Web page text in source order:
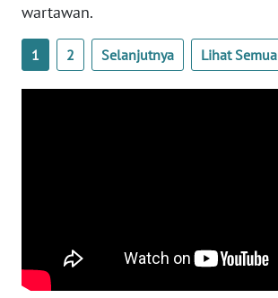
wartawan.
1 2 Selanjutnya Lihat Semua
JAMBI
SULTRA
WN
SULBAR